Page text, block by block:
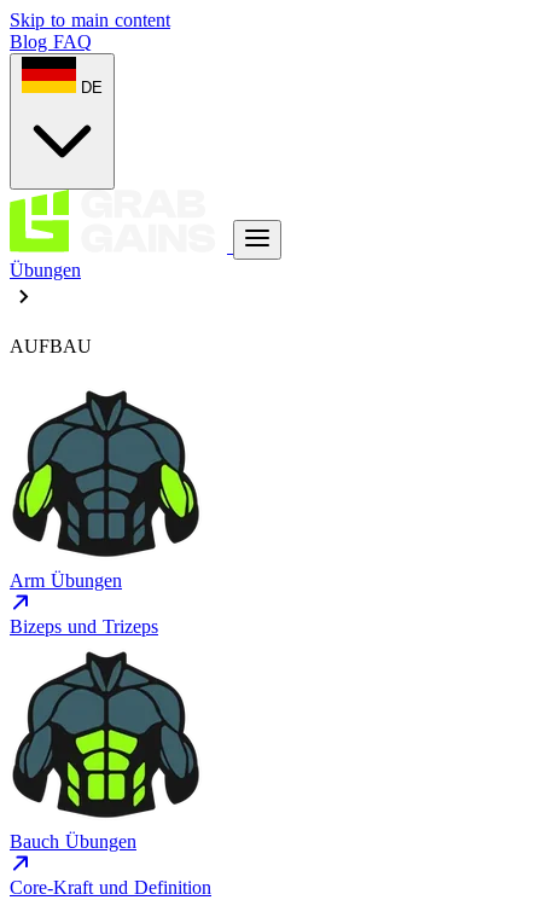
Skip to main content
Blog FAQ
DE
Übungen
AUFBAU
Arm Übungen
Bizeps und Trizeps
Bauch Übungen
Core-Kraft und Definition